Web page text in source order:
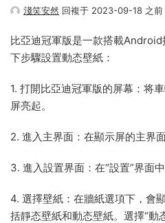
淺笑安然 回複于 2023-09-18 之前
比亞迪冠軍版是一款搭載
下步驟設置動态壁紙：
1. 打開比亞迪冠軍版的屏幕：将
屏亮起。
2. 進入主界面：在顯示屏的主界
3. 進入設置界面：在“設置”界面
4. 選擇壁紙：在牆紙選項下，會
括靜态壁紙和動态壁紙。選擇“動